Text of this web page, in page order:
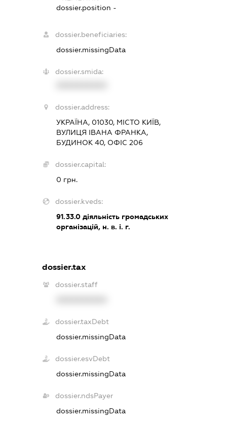
dossier.position -
dossier.beneficiaries:
dossier.missingData
dossier.smida:
dossier.address:
УКРАЇНА, 01030, МІСТО КИЇВ,
ВУЛИЦЯ ІВАНА ФРАНКА,
БУДИНОК 40, ОФІС 206
dossier.capital:
0 грн.
dossier.kveds:
91.33.0діяльність громадських
організацій, н. в. і. г.
dossier.tax
dossier.staff
dossier.taxDebt
dossier.missingData
dossier.esvDebt
dossier.missingData
dossier.ndsPayer
dossier.missingData